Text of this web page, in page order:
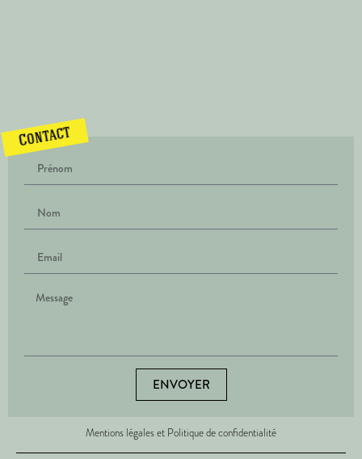
Contact
ENVOYER
Mentions légales et Politique de confidentialité